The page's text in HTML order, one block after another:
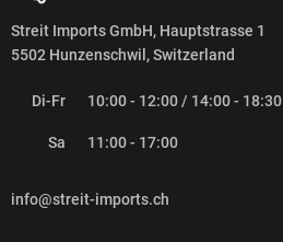
Streit Imports GmbH, Hauptstrasse 1
5502 Hunzenschwil, Switzerland
Di-Fr 10:00 - 12:00 / 14:00 - 18:30
Sa 11:00 - 17:00
info@streit-imports.ch